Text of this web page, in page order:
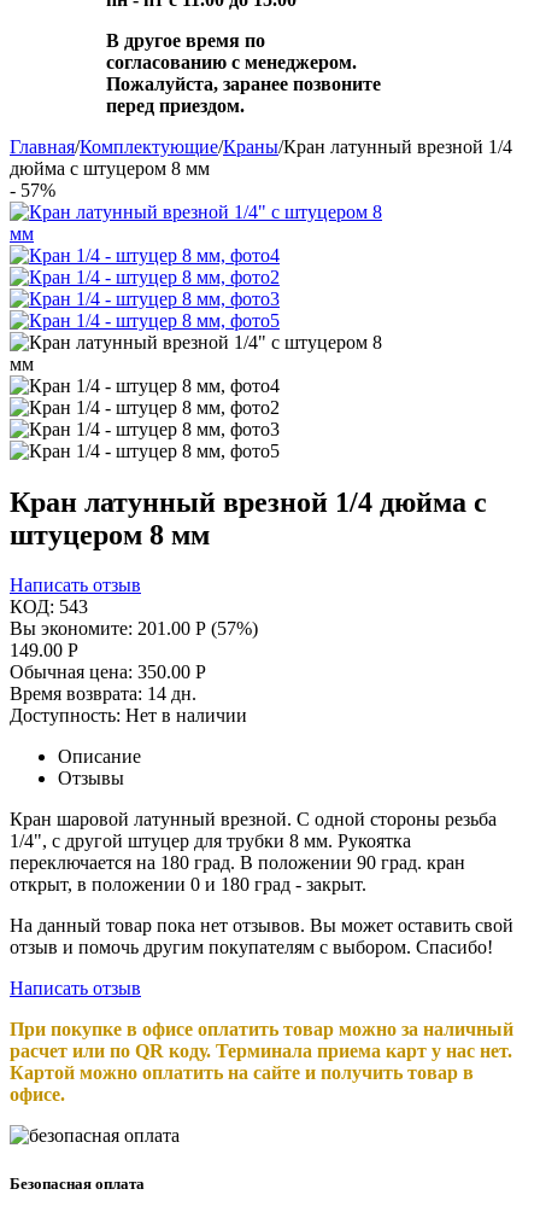
В другое время по
согласованию с менеджером.
Пожалуйста, заранее позвоните
перед приездом.
Главная/Комплектующие/Краны/Кран латунный врезной 1/4
дюйма с штуцером 8 мм
- 57%
Кран латунный врезной 1/4 дюйма с
штуцером 8 мм
Написать отзыв
КОД: 543
Вы экономите: 201.00 Р (57%)
149.00 Р
Обычная цена: 350.00 Р
Время возврата: 14 дн.
Доступность: Нет в наличии
Описание
Отзывы
Кран шаровой латунный врезной. С одной стороны резьба
1/4", с другой штуцер для трубки 8 мм. Рукоятка
переключается на 180 град. В положении 90 град. кран
открыт, в положении 0 и 180 град - закрыт.
На данный товар пока нет отзывов. Вы может оставить свой
отзыв и помочь другим покупателям с выбором. Спасибо!
Написать отзыв
При покупке в офисе оплатить товар можно за наличный
расчет или по QR коду. Терминала приема карт у нас нет.
Картой можно оплатить на сайте и получить товар в
офисе.
Безопасная оплата